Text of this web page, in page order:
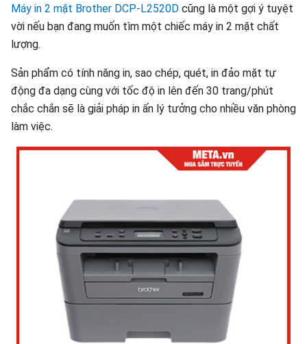
Máy in 2 mặt Brother DCP-L2520D cũng là một gợi ý tuyệt
vời nếu bạn đang muốn tìm một chiếc máy in 2 mặt chất
lượng.
Sản phẩm có tính năng in, sao chép, quét, in đảo mặt tự
động đa dạng cùng với tốc độ in lên đến 30 trang/phút
chắc chắn sẽ là giải pháp in ấn lý tưởng cho nhiều văn phòng
làm việc.